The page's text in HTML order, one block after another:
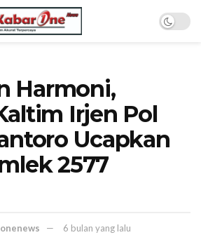
Harmoni,
Irjen Pol
Ucapkan
2577
6 bulan yang lalu